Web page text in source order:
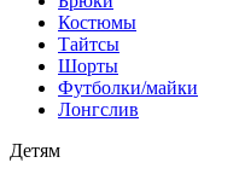
Костюмы
Тайтсы
Шорты
Футболки/майки
Лонгслив
Детям